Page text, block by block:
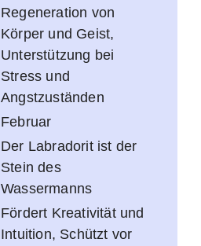
Regeneration von
Körper und Geist,
Unterstützung bei
Stress und
Angstzuständen
Februar
Der Labradorit ist der
Stein des
Wassermanns
Fördert Kreativität und
Intuition, Schützt vor